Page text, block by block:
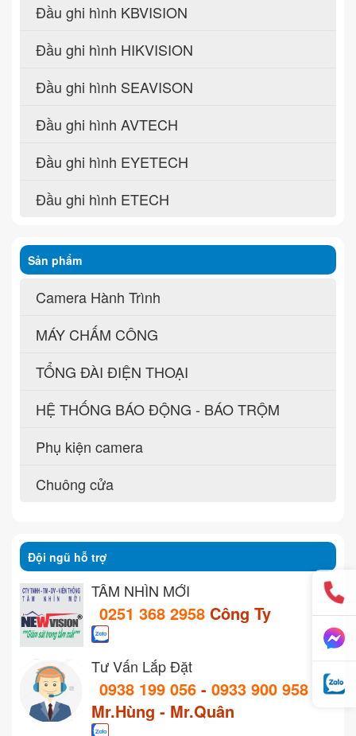
Đầu ghi hình KBVISION
Đầu ghi hình HIKVISION
Đầu ghi hình SEAVISON
Đầu ghi hình AVTECH
Đầu ghi hình EYETECH
Đầu ghi hình ETECH
Sản phẩm
Camera Hành Trình
MÁY CHẤM CÔNG
TỔNG ĐÀI ĐIỆN THOẠI
HỆ THỐNG BÁO ĐỘNG - BÁO TRỘM
Phụ kiện camera
Chuông cửa
Đội ngũ hỗ trợ
TẦM NHÌN MỚI
0251 368 2958 Công Ty
Tư Vấn Lắp Đặt
0938 199 056 - 0933 900 958
Mr.Hùng - Mr.Quân